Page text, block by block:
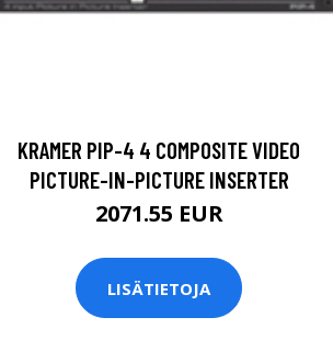
KRAMER PIP-4 4 COMPOSITE VIDEO
PICTURE-IN-PICTURE INSERTER
2071.55 EUR
LISÄTIETOJA